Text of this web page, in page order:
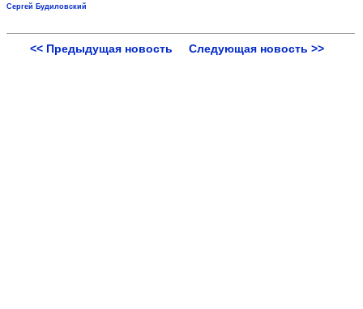
Сергей Будиловский
<< Предыдущая новость Следующая новость >>